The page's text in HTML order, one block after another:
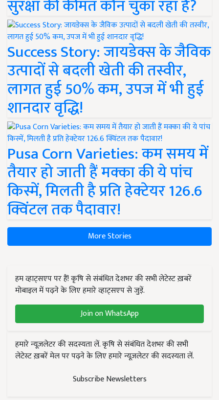
सुरक्षा की कीमत कौन चुका रहा है?
Success Story: जायडेक्स के जैविक
उत्पादों से बदली खेती की तस्वीर,
लागत हुई 50% कम, उपज में भी हुई
शानदार वृद्धि!
Pusa Corn Varieties: कम समय में
तैयार हो जाती हैं मक्का की ये पांच
किस्में, मिलती है प्रति हेक्टेयर 126.6
क्विंटल तक पैदावार!
More Stories
हम व्हाट्सएप पर हैं! कृषि से संबंधित देशभर की सभी लेटेस्ट ख़बरें
मोबाइल में पढ़ने के लिए हमारे व्हाट्सएप से जुड़ें.
Join on WhatsApp
हमारे न्यूज़लेटर की सदस्यता लें. कृषि से संबंधित देशभर की सभी
लेटेस्ट ख़बरें मेल पर पढ़ने के लिए हमारे न्यूज़लेटर की सदस्यता लें.
Subscribe Newsletters